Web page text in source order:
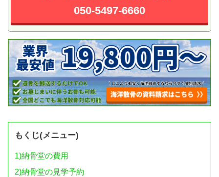
050-5497-6660
もくじ(メニュー)
1)納骨堂の費用
2)納骨堂の見学予約